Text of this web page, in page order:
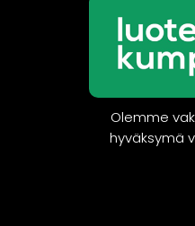
Olemme
hyväksymä